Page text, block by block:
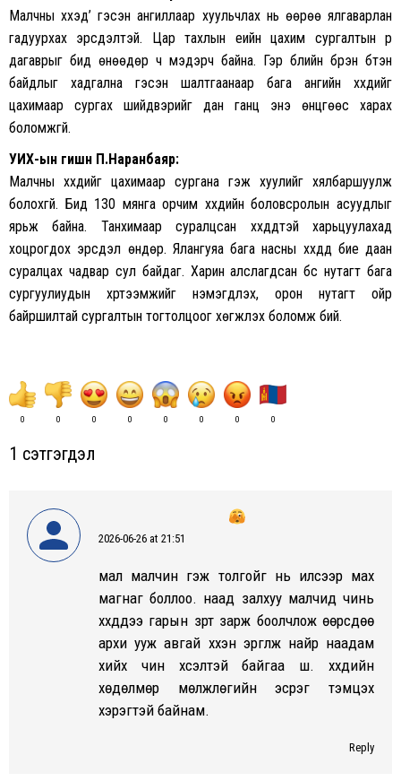
Малчны хүүхэд’ гэсэн ангиллаар хуульчлах нь өөрөө ялгаварлан
гадуурхах эрсдэлтэй. Цар тахлын үеийн цахим сургалтын үр
дагаврыг бид өнөөдөр ч мэдэрч байна. Гэр бүлийн бүрэн бүтэн
байдлыг хадгална гэсэн шалтгаанаар бага ангийн хүүхдийг
цахимаар сургах шийдвэрийг дан ганц энэ өнцгөөс харах
боломжгүй.
УИХ-ын гишүүн П.Наранбаяр:
Малчны хүүхдийг цахимаар сургана гэж хуулийг хялбаршуулж
болохгүй. Бид 130 мянга орчим хүүхдийн боловсролын асуудлыг
ярьж байна. Танхимаар суралцсан хүүхдүүдтэй харьцуулахад
хоцрогдох эрсдэл өндөр. Ялангуяа бага насны хүүхдүүд бие даан
суралцах чадвар сул байдаг. Харин алслагдсан бүс нутагт бага
сургуулиудын хүртээмжийг нэмэгдүүлэх, орон нутагт ойр
байршилтай сургалтын тогтолцоог хөгжүүлэх боломж бий.
0 0 0 0 0 0 0 0
1 сэтгэгдэл
says:
2026-06-26 at 21:51
мал малчин гэж толгойг нь илсээр мах
магнаг боллоо. наад залхуу малчид чинь
хүүхдүүдээ гарын үзүүрт зарж боолчлож өөрсдөө
архи ууж авгай хүүхэн эргүүлж найр наадам
хийх чин хүсэлтэй байгаа шүү. хүүхдийн
хөдөлмөр мөлжлөгийн эсрэг тэмцэх
хэрэгтэй байнам.
Reply